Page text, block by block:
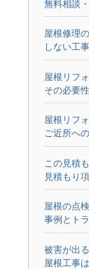
無料相談
屋根修理
しない工
屋根リフ
その必要
屋根リフ
ご近所へ
この見積
見積もり
屋根の点
事例とト
被害が出
屋根工事